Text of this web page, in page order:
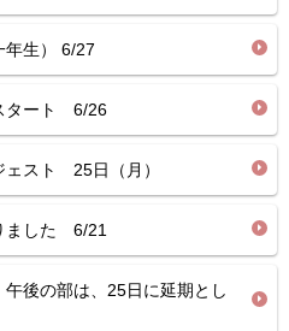
生） 6/27
タート 6/26
スト 25日（月）
ました 6/21
後の部は、25日に延期とし